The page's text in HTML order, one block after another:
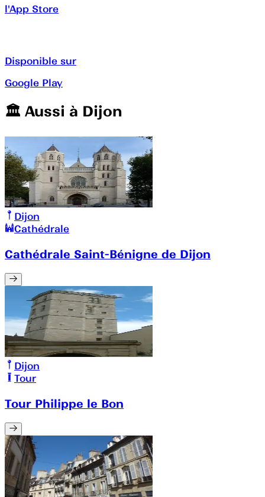
l'App Store
Disponible sur
Google Play
🏛️️ Aussi à Dijon
Dijon
Cathédrale
Cathédrale Saint-Bénigne de Dijon
Dijon
Tour
Tour Philippe le Bon